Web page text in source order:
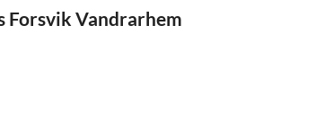
Forsvik Vandrarhem